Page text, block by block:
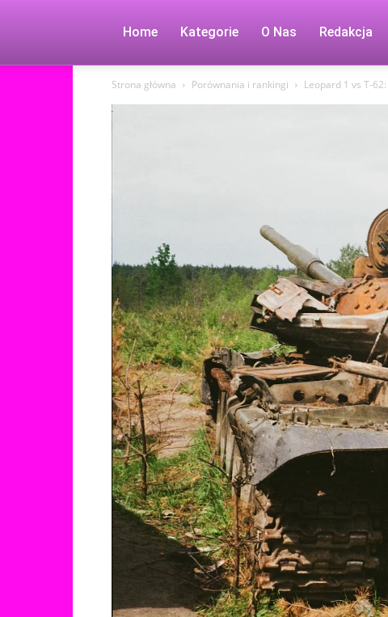
Home Kategorie O Nas Redakcja
Strona główna Porównania i rankingi Leopard 1 vs T-